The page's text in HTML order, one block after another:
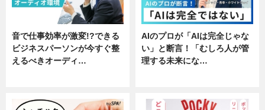
音で仕事効率が激変!?できる
ビジネスパーソンが今すぐ整
えるべきオーディ…
AIのプロが「AIは完全じゃな
い」と断言！「むしろ人が管
理する未来にな…